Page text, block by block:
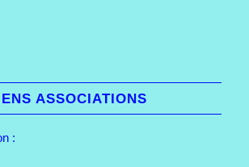
ASSOCIATIONS
: